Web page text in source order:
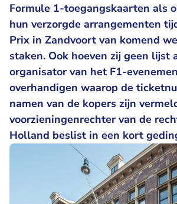
Formule 1-toegangskaarten als
hun verzorgde arrangementen
Prix in Zandvoort van komend
staken. Ook hoeven zij geen lijst
organisator van het F1-
overhandigen waarop de
namen van de kopers zijn
voorzieningenrechter van de
Holland beslist in een kort